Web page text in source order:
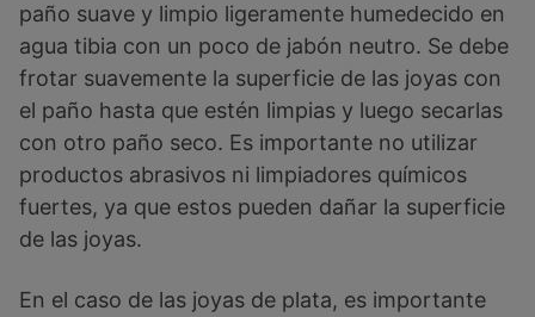
paño suave y limpio ligeramente humedecido en
agua tibia con un poco de jabón neutro. Se debe
frotar suavemente la superficie de las joyas con
el paño hasta que estén limpias y luego secarlas
con otro paño seco. Es importante no utilizar
productos abrasivos ni limpiadores químicos
fuertes, ya que estos pueden dañar la superficie
de las joyas.
En el caso de las joyas de plata, es importante